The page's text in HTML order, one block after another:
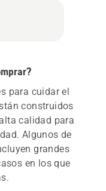
para cuidar el
construidos
calidad para
Algunos de
grandes
en los que